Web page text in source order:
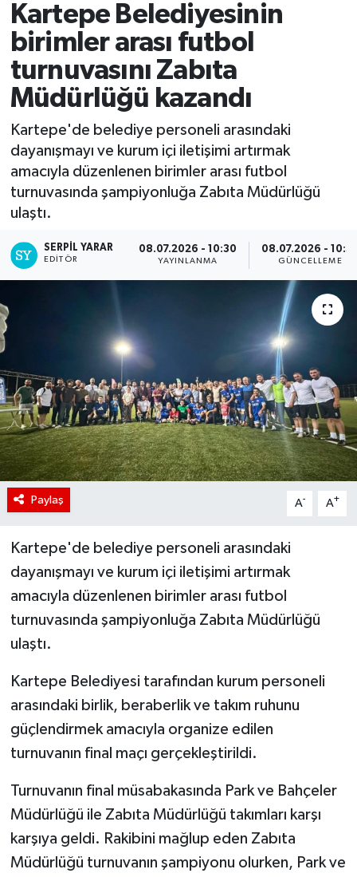
Kartepe Belediyesinin
birimler arası futbol
turnuvasını Zabıta
Müdürlüğü kazandı
Kartepe'de belediye personeli arasındaki
dayanışmayı ve kurum içi iletişimi artırmak
amacıyla düzenlenen birimler arası futbol
turnuvasında şampiyonluğa Zabıta Müdürlüğü
ulaştı.
SERPİL YARAR
EDITÖR
08.07.2026 - 10:30
YAYINLANMA
08.07.2026 -
GÜNCELLEME
Paylaş A- A+
Kartepe'de belediye personeli arasındaki
dayanışmayı ve kurum içi iletişimi artırmak
amacıyla düzenlenen birimler arası futbol
turnuvasında şampiyonluğa Zabıta Müdürlüğü
ulaştı.
Kartepe Belediyesi tarafından kurum personeli
arasındaki birlik, beraberlik ve takım ruhunu
güçlendirmek amacıyla organize edilen
turnuvanın final maçı gerçekleştirildi.
Turnuvanın final müsabakasında Park ve Bahçeler
Müdürlüğü ile Zabıta Müdürlüğü takımları karşı
karşıya geldi. Rakibini mağlup eden Zabıta
Müdürlüğü turnuvanın şampiyonu olurken, Park ve